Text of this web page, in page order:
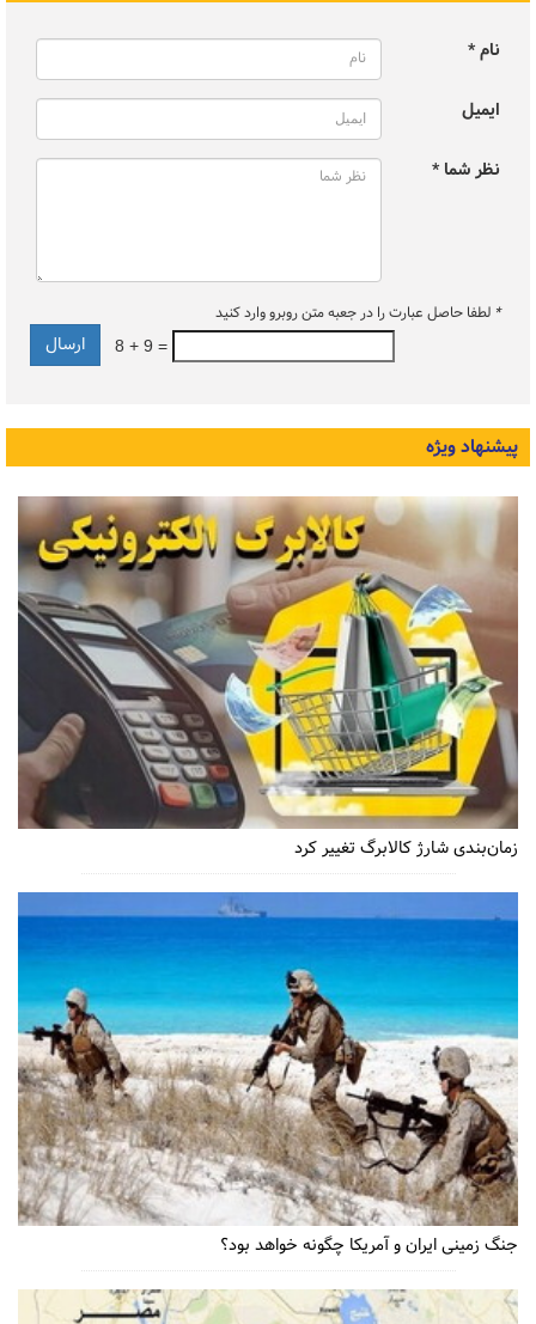
نام *
ایمیل
نظر شما *
* لطفا حاصل عبارت را در جعبه متن روبرو وارد کنید
8 + 9 =
پیشنهاد ویژه
زمان‌بندی شارژ کالابرگ تغییر کرد
جنگ زمینی ایران و آمریکا چگونه خواهد بود؟